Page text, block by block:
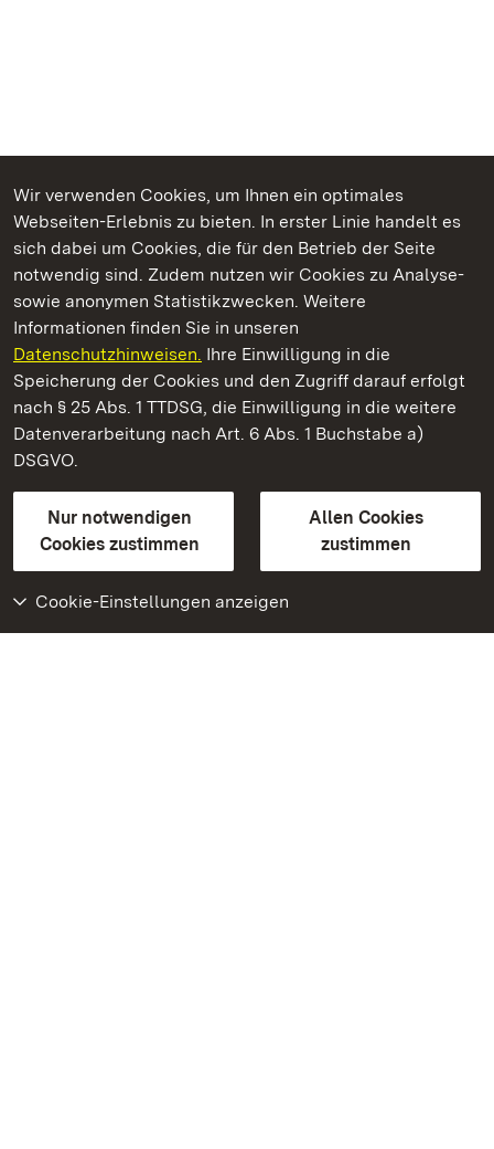
Wir verwenden Cookies, um Ihnen ein optimales
Webseiten-Erlebnis zu bieten. In erster Linie handelt es
sich dabei um Cookies, die für den Betrieb der Seite
notwendig sind. Zudem nutzen wir Cookies zu Analyse-
sowie anonymen Statistikzwecken. Weitere
Informationen finden Sie in unseren
Datenschutzhinweisen. Ihre Einwilligung in die
Speicherung der Cookies und den Zugriff darauf erfolgt
nach § 25 Abs. 1 TTDSG, die Einwilligung in die weitere
Datenverarbeitung nach Art. 6 Abs. 1 Buchstabe a)
DSGVO.
Nur notwendigen
Cookies zustimmen
Allen Cookies
zustimmen
Cookie-Einstellungen anzeigen
Kommen. Staunen. Genießen.
Staatliche Schlösser und Gärten Baden‑Württemberg
Staatliche Schlösser und Gärten Baden-Württemberg
Kontakt
GebärdenspracheLeichte Sprache
Erklärung zur Barrierefreiheit
BITV-konform (geprüfte Seiten)
Weiteres